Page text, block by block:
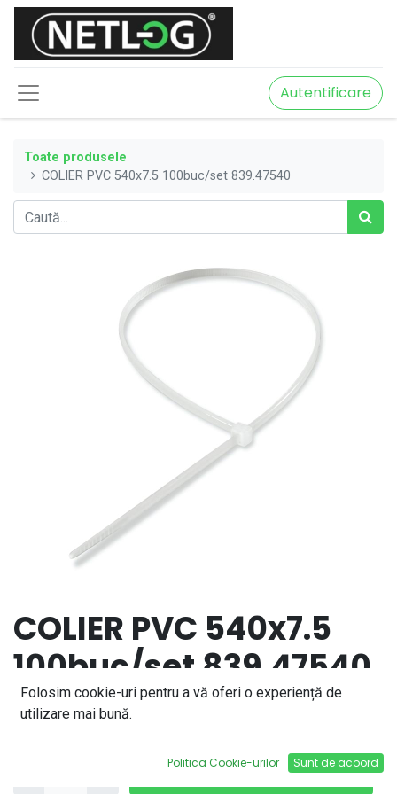
Autentificare
Toate produsele
COLIER PVC 540x7.5 100buc/set 839.47540
COLIER PVC 540x7.5
100buc/set 839.47540
104,87lei
Adaugă în coș
Folosim cookie-uri pentru a vă oferi o experiență de
utilizare mai bună.
Politica Cookie-urilor Sunt de acoord